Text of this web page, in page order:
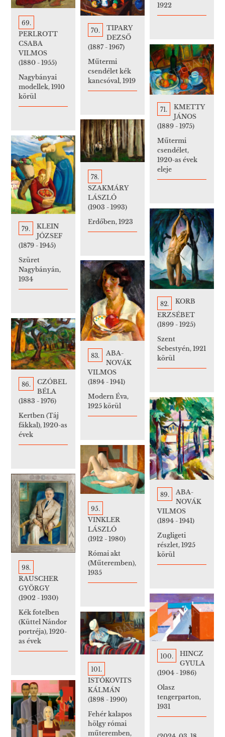
1922
69.
PERLROTT
CSABA
VILMOS
(1880 - 1955)
Nagybányai
modellek, 1910
körül
70.
TIPARY
DEZSŐ
(1887 - 1967)
Műtermi
csendélet kék
kancsóval, 1919
71.
KMETTY
JÁNOS
(1889 - 1975)
Műtermi
csendélet,
1920-as évek
eleje
78.
SZAKMÁRY
LÁSZLÓ
(1903 - 1993)
Erdőben, 1923
79.
KLEIN
JÓZSEF
(1879 - 1945)
Szüret
Nagybányán,
1934
82.
KORB
ERZSÉBET
(1899 - 1925)
Szent
Sebestyén, 1921
körül
83.
ABA-
NOVÁK
VILMOS
(1894 - 1941)
Modern Éva,
1925 körül
86.
CZÓBEL
BÉLA
(1883 - 1976)
Kertben (Táj
fákkal), 1920-as
évek
89.
ABA-
NOVÁK
VILMOS
(1894 - 1941)
Zugligeti
részlet, 1925
körül
95.
VINKLER
LÁSZLÓ
(1912 - 1980)
Római akt
(Műteremben),
1935
98.
RAUSCHER
GYÖRGY
(1902 - 1930)
Kék fotelben
(Küttel Nándor
portréja), 1920-
as évek
100.
HINCZ
GYULA
(1904 - 1986)
Olasz
tengerparton,
1931
101.
ISTÓKOVITS
KÁLMÁN
(1898 - 1990)
Fehér kalapos
hölgy római
műteremben,